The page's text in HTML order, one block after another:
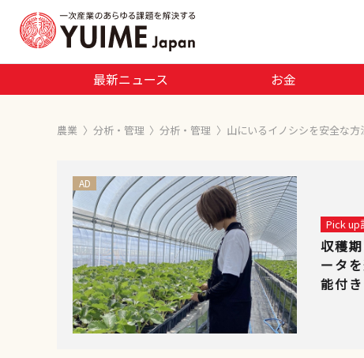
最新ニュース お金
農業 〉 分析・管理 〉 分析・管理 〉 山にいるイノシシを安全な
AD
Pick up
収穫
ータ
能付